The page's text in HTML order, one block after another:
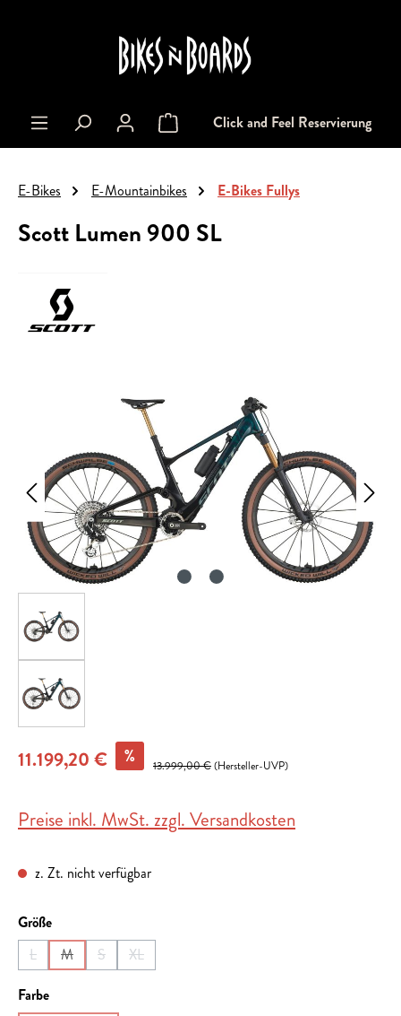
Warenkorb enthält 0 Positionen. Der
Click and Feel Reservierung
E-Bikes E-Mountainbikes E-Bikes Fullys
Scott Lumen 900 SL
Bildergalerie überspringen
11.199,20 € % 13.999,00 €(Hersteller-UVP)
Preise inkl. MwSt. zzgl. Versandkosten
z. Zt. nicht verfügbar
Größeauswählen
L
(Diese Option ist zurzeit nicht verfügbar.)
M
(Diese Option ist zurzeit nicht verfügbar.)
S
(Diese Option ist zurzeit nicht verfügbar.)
XL
(Diese Option ist zurzeit nicht verfügbar.)
Farbeauswählen